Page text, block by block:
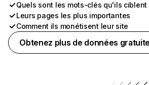
Quels sont les mots-clés qu'ils ciblent
Leurs pages les plus importantes
Comment ils monétisent leur site
Obtenez plus de données